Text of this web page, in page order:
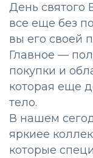
День святого
все еще без
вы его своей
Главное —
покупки и
которая еще
тело.
В нашем
яркиее
которые